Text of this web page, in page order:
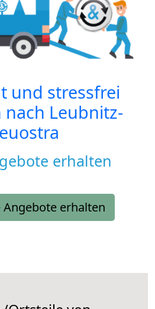
und stressfrei
nach Leubnitz-
erhalten
Angebote erhalten